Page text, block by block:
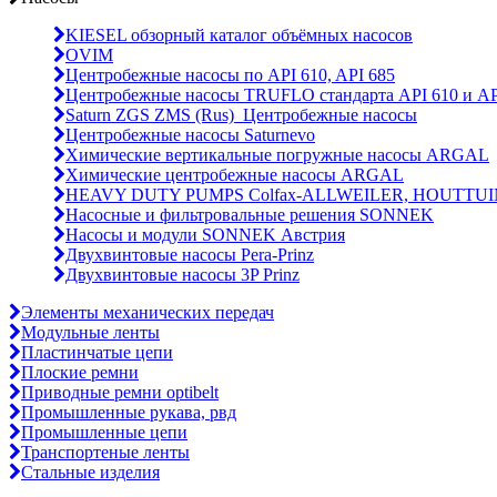
KIESEL обзорный каталог объёмных насосов
OVIM
Центробежные насосы по API 610, API 685
Центробежные насосы TRUFLO стандарта API 610 и
Saturn ZGS ZMS (Rus)_Центробежные насосы
Центробежные насосы Saturnevo
Химические вертикальные погружные насосы ARGAL
Химические центробежные насосы ARGAL
HEAVY DUTY PUMPS Colfax-ALLWEILER,
Насосные и фильтровальные решения SONNEK
Насосы и модули SONNEK Австрия
Двухвинтовые насосы Pera-Prinz
Двухвинтовые насосы 3P Prinz
Элементы механических передач
Модульные ленты
Пластинчатые цепи
Плоские ремни
Приводные ремни optibelt
Промышленные рукава, рвд
Промышленные цепи
Транспортеные ленты
Стальные изделия